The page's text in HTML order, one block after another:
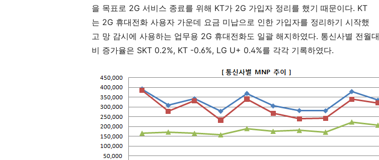
을 목표로 2G 서비스 종료를 위해 KT가 2G 가입자 정리를 했기 때문이다. KT
는 2G 휴대전화 사용자 가운데 요금 미납으로 인한 가입자를 정리하기 시작했
고 망 감시에 사용하는 업무용 2G 휴대전화도 일괄 해지하였다. 통신사별 전월대
비 증가율은 SKT 0.2%, KT -0.6%, LG U+ 0.4%를 각각 기록하였다.